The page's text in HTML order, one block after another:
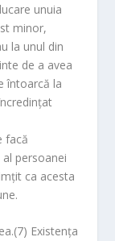
unuia
minor,
la unul din
de a avea
întoarcă la
facă
persoanei
ca acesta
Existenţa